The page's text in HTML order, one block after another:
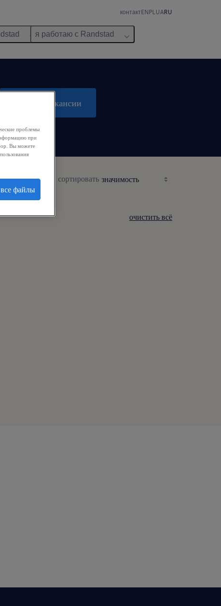
контактENPL UARU
я работаю с Randstad
поиск 2 вакансии
сортировать
очистить всё
проблемы
при
Вы можете
файлы